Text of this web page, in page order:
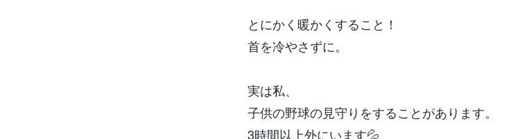
とにかく暖かくすること！
首を冷やさずに。
実は私、
子供の野球の見守りをすることがあります。
3時間以上外にいます💦